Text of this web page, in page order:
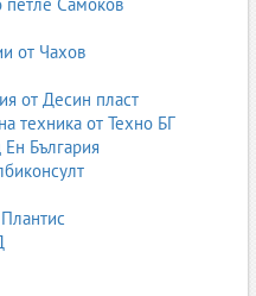
от Чахов
от Десин пласт
техника от Техно БГ
България